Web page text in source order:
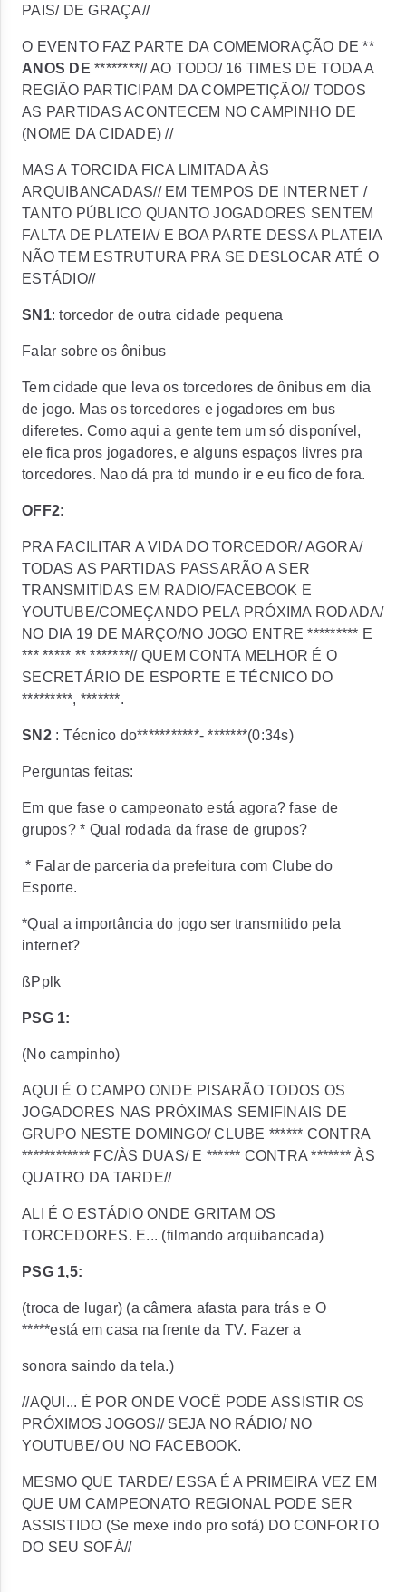
PAIS/ DE GRAÇA//
O EVENTO FAZ PARTE DA COMEMORAÇÃO DE **
ANOS DE ********// AO TODO/ 16 TIMES DE TODA A
REGIÃO PARTICIPAM DA COMPETIÇÃO// TODOS
AS PARTIDAS ACONTECEM NO CAMPINHO DE
(NOME DA CIDADE) //
MAS A TORCIDA FICA LIMITADA ÀS
ARQUIBANCADAS// EM TEMPOS DE INTERNET /
TANTO PÚBLICO QUANTO JOGADORES SENTEM
FALTA DE PLATEIA/ E BOA PARTE DESSA PLATEIA
NÃO TEM ESTRUTURA PRA SE DESLOCAR ATÉ O
ESTÁDIO//
SN1:torcedor de outra cidade pequena
Falar sobre os ônibus
Tem cidade que leva os torcedores de ônibus em dia
de jogo. Mas os torcedores e jogadores em bus
diferetes. Como aqui a gente tem um só disponível,
ele fica pros jogadores, e alguns espaços livres pra
torcedores. Nao dá pra td mundo ir e eu fico de fora.
OFF2:
PRA FACILITAR A VIDA DO TORCEDOR/ AGORA/
TODAS AS PARTIDAS PASSARÃO A SER
TRANSMITIDAS EM RADIO/FACEBOOK E
YOUTUBE/COMEÇANDO PELA PRÓXIMA RODADA/
NO DIA 19 DE MARÇO/NO JOGO ENTRE ********* E
*** ***** ** *******// QUEM CONTA MELHOR É O
SECRETÁRIO DE ESPORTE E TÉCNICO DO
*********, *******.
SN2 : Técnico do***********- *******(0:34s)
Perguntas feitas:
Em que fase o campeonato está agora? fase de
grupos? * Qual rodada da frase de grupos?
* Falar de parceria da prefeitura com Clube do
Esporte.
*Qual a importância do jogo ser transmitido pela
internet?
ßPplk
PSG 1:
(No campinho)
AQUI É O CAMPO ONDE PISARÃO TODOS OS
JOGADORES NAS PRÓXIMAS SEMIFINAIS DE
GRUPO NESTE DOMINGO/ CLUBE ****** CONTRA
************ FC/ÀS DUAS/ E ****** CONTRA ******* ÀS
QUATRO DA TARDE//
ALI É O ESTÁDIO ONDE GRITAM OS
TORCEDORES. E... (filmando arquibancada)
PSG 1,5:
(troca de lugar) (a câmera afasta para trás e O
*****está em casa na frente da TV. Fazer a
sonora saindo da tela.)
//AQUI... É POR ONDE VOCÊ PODE ASSISTIR OS
PRÓXIMOS JOGOS// SEJA NO RÁDIO/ NO
YOUTUBE/ OU NO FACEBOOK.
MESMO QUE TARDE/ ESSA É A PRIMEIRA VEZ EM
QUE UM CAMPEONATO REGIONAL PODE SER
ASSISTIDO (Se mexe indo pro sofá) DO CONFORTO
DO SEU SOFÁ//